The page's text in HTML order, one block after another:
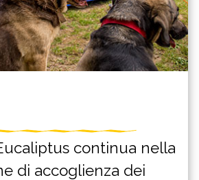
continua nella
di accoglienza dei